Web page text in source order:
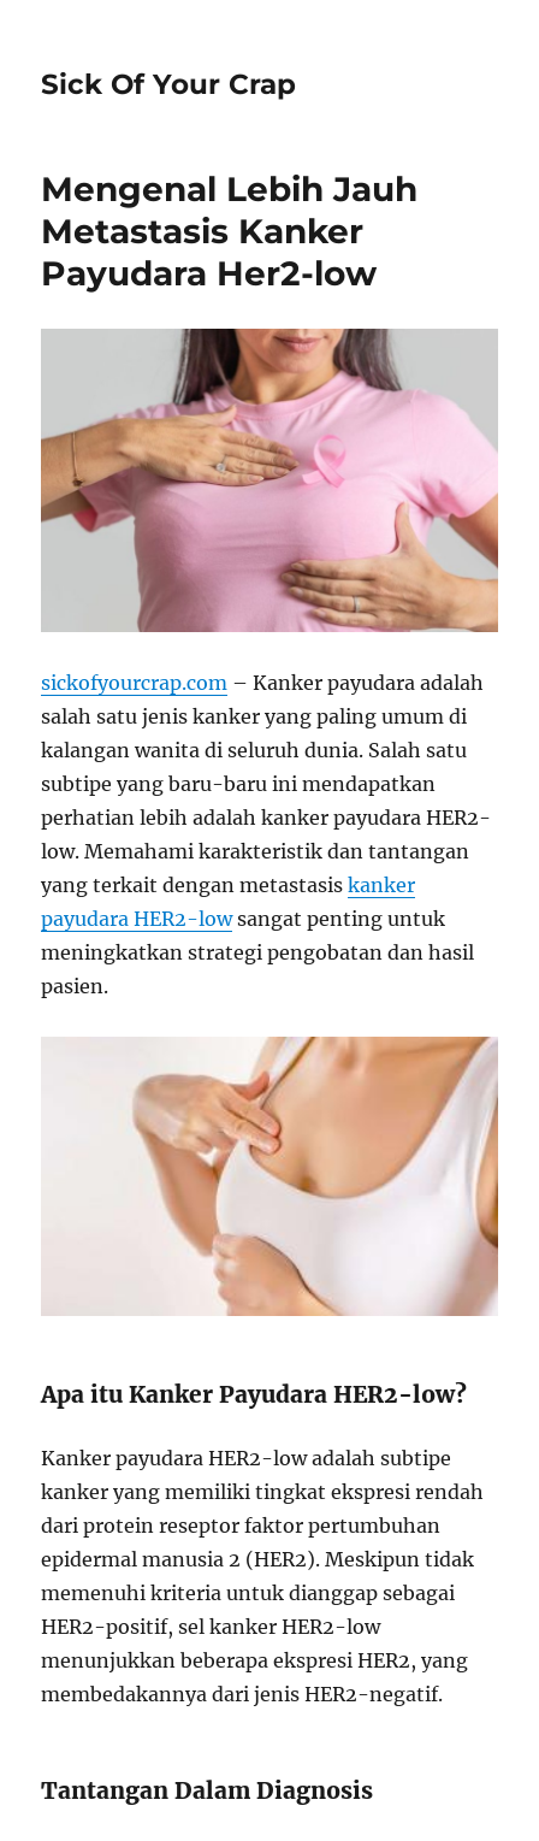
Sick Of Your Crap
Mengenal Lebih Jauh
Metastasis Kanker
Payudara Her2-low
sickofyourcrap.com – Kanker payudara adalah
salah satu jenis kanker yang paling umum di
kalangan wanita di seluruh dunia. Salah satu
subtipe yang baru-baru ini mendapatkan
perhatian lebih adalah kanker payudara HER2-
low. Memahami karakteristik dan tantangan
yang terkait dengan metastasiskanker
payudara HER2-lowsangat penting untuk
meningkatkan strategi pengobatan dan hasil
pasien.
Apa itu Kanker Payudara HER2-low?
Kanker payudara HER2-low adalah subtipe
kanker yang memiliki tingkat ekspresi rendah
dari protein reseptor faktor pertumbuhan
epidermal manusia 2 (HER2). Meskipun tidak
memenuhi kriteria untuk dianggap sebagai
HER2-positif, sel kanker HER2-low
menunjukkan beberapa ekspresi HER2, yang
membedakannya dari jenis HER2-negatif.
Tantangan Dalam Diagnosis